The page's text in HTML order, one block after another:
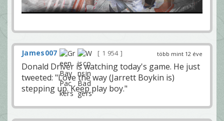
több mint 12 éve
James007 1 954
Donald Driver is watching today's game. He just
tweeted: "Love the way (Jarrett Boykin is)
stepping up. Keep play boy."